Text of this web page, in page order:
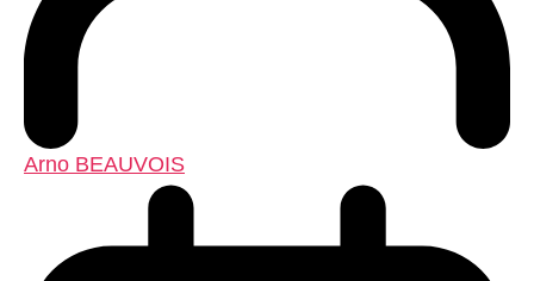
Arno BEAUVOIS